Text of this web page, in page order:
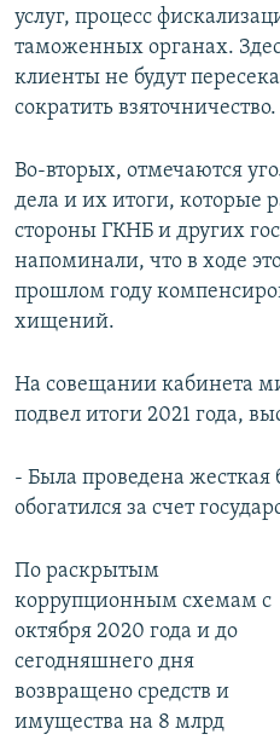
услуг, процесс
таможенных органах.
клиенты не будут
сократить взяточничество.
Во-вторых, отмечаются
дела и их итоги, которые
стороны ГКНБ и других
напоминали, что в ходе
прошлом году
хищений.
На совещании кабинета
подвел итоги 2021 года,
- Была проведена жесткая
обогатился за счет
По раскрытым
коррупционным схемам с
октября 2020 года и до
сегодняшнего дня
возвращено средств и
имущества на 8 млрд